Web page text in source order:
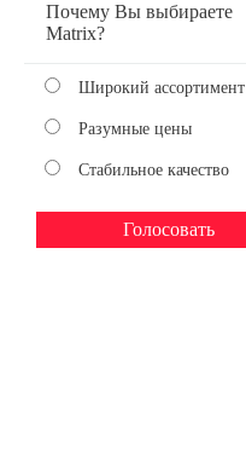
Почему Вы выбираете
Matrix?
Широкий ассортимент
Разумные цены
Стабильное качество